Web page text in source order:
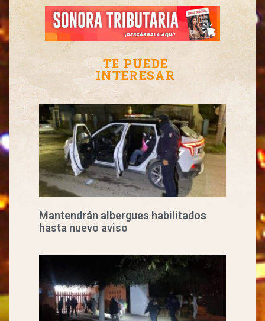
TE PUEDE
INTERESAR
Mantendrán albergues habilitados
hasta nuevo aviso